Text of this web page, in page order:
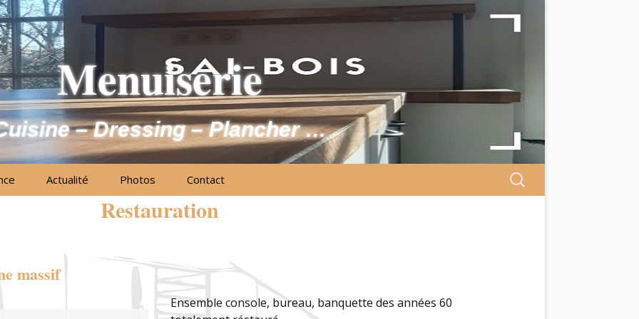
Menuiserie
– Dressing – Plancher …
Actualité Photos Contact
Search
for:
Restauration
massif
Ensemble console, bureau, banquette des années 60